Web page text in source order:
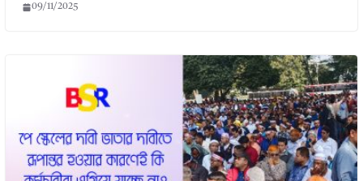
09/11/2025